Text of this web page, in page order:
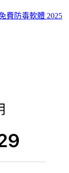
費防毒軟體 2025